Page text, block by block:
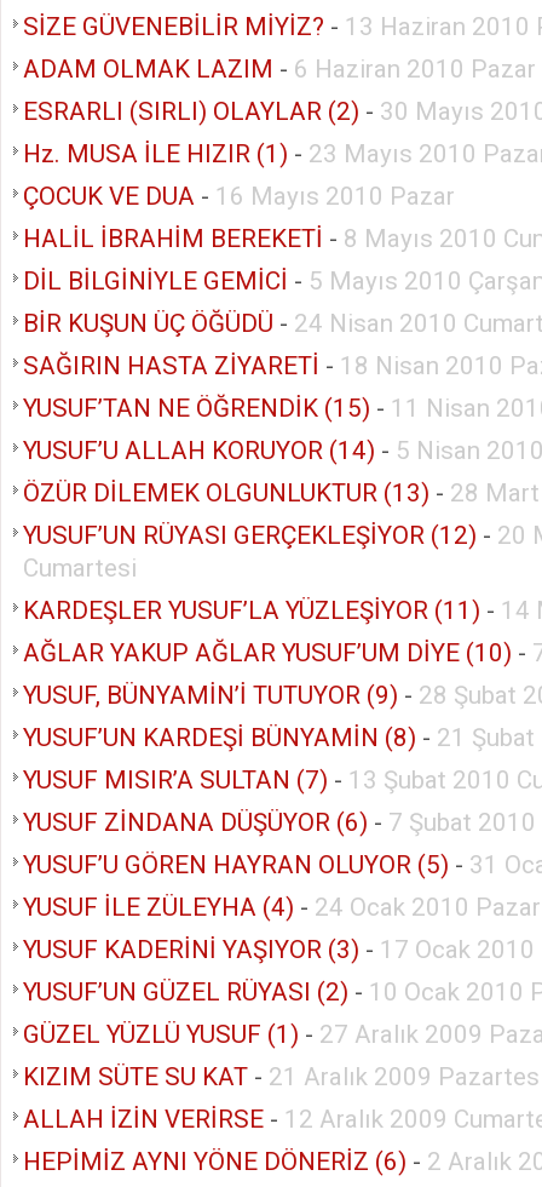
SİZE GÜVENEBİLİR MİYİZ? - 13 Haziran 2010
ADAM OLMAK LAZIM - 6 Haziran 2010 Pazar
ESRARLI (SIRLI) OLAYLAR (2) - 30 Mayıs
Hz. MUSA İLE HIZIR (1) - 23 Mayıs 2010
ÇOCUK VE DUA - 16 Mayıs 2010 Pazar
HALİL İBRAHİM BEREKETİ - 8 Mayıs 2010
DİL BİLGİNİYLE GEMİCİ - 5 Mayıs 2010
BİR KUŞUN ÜÇ ÖĞÜDÜ - 24 Nisan 2010
SAĞIRIN HASTA ZİYARETİ - 18 Nisan 2010
YUSUF’TAN NE ÖĞRENDİK (15) - 11 Nisan
YUSUF’U ALLAH KORUYOR (14) - 5 Nisan
ÖZÜR DİLEMEK OLGUNLUKTUR (13) - 28
YUSUF’UN RÜYASI GERÇEKLEŞİYOR (12) - 20
Cumartesi
KARDEŞLER YUSUF’LA YÜZLEŞİYOR (11) - 14
AĞLAR YAKUP AĞLAR YUSUF’UM DİYE (10) -
YUSUF, BÜNYAMİN’İ TUTUYOR (9) - 28 Şubat
YUSUF’UN KARDEŞİ BÜNYAMİN (8) - 21
YUSUF MISIR’A SULTAN (7) - 13 Şubat 2010
YUSUF ZİNDANA DÜŞÜYOR (6) - 7 Şubat
YUSUF’U GÖREN HAYRAN OLUYOR (5) - 31
YUSUF İLE ZÜLEYHA (4) - 24 Ocak 2010 Pazar
YUSUF KADERİNİ YAŞIYOR (3) - 17 Ocak 2010
YUSUF’UN GÜZEL RÜYASI (2) - 10 Ocak 2010
GÜZEL YÜZLÜ YUSUF (1) - 27 Aralık 2009
KIZIM SÜTE SU KAT - 21 Aralık 2009
ALLAH İZİN VERİRSE - 12 Aralık 2009
HEPİMİZ AYNI YÖNE DÖNERİZ (6) - 2 Aralık